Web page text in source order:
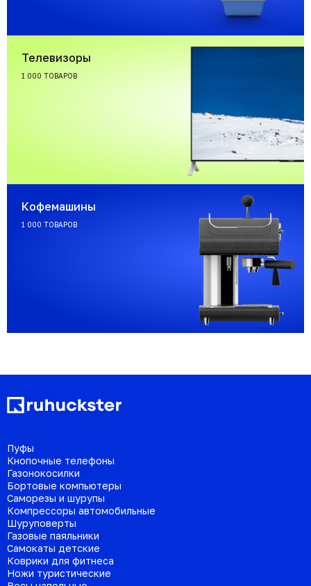
Телевизоры
1 000 ТОВАРОВ
Кофемашины
1 000 ТОВАРОВ
Пуфы
Кнопочные телефоны
Газонокосилки
Бортовые компьютеры
Саморезы и шурупы
Компрессоры автомобильные
Шуруповерты
Газовые паяльники
Самокаты детские
Коврики для фитнеса
Ножи туристические